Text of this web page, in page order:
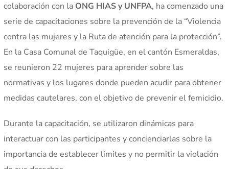
colaboración con la ONG HIAS y UNFPA, ha comenzado una
serie de capacitaciones sobre la prevención de la “Violencia
contra las mujeres y la Ruta de atención para la protección”.
En la Casa Comunal de Taquigüe, en el cantón Esmeraldas,
se reunieron 22 mujeres para aprender sobre las
normativas y los lugares donde pueden acudir para obtener
medidas cautelares, con el objetivo de prevenir el femicidio.
Durante la capacitación, se utilizaron dinámicas para
interactuar con las participantes y concienciarlas sobre la
importancia de establecer límites y no permitir la violación